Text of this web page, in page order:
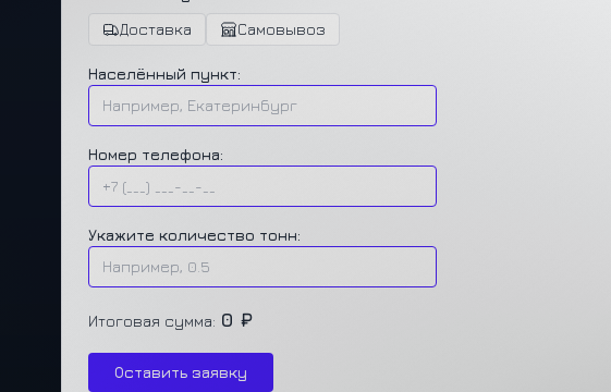
Доставка
Самовывоз
Населённый пункт:
Номер телефона:
Укажите количество тонн:
Итоговая сумма: 0 ₽
Оставить заявку